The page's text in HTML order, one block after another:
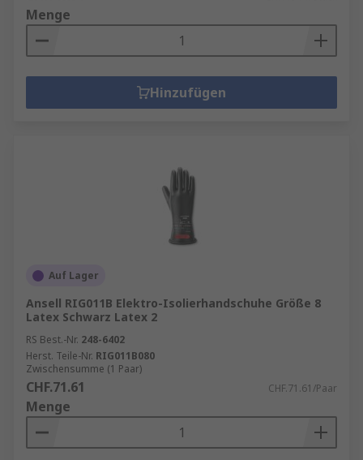
Menge
Hinzufügen
Auf Lager
Ansell RIG011B Elektro-Isolierhandschuhe Größe 8
Latex Schwarz Latex 2
RS Best.-Nr. 248-6402
Herst. Teile-Nr. RIG011B080
Zwischensumme (1 Paar)
CHF.71.61 CHF.71.61/Paar
Menge